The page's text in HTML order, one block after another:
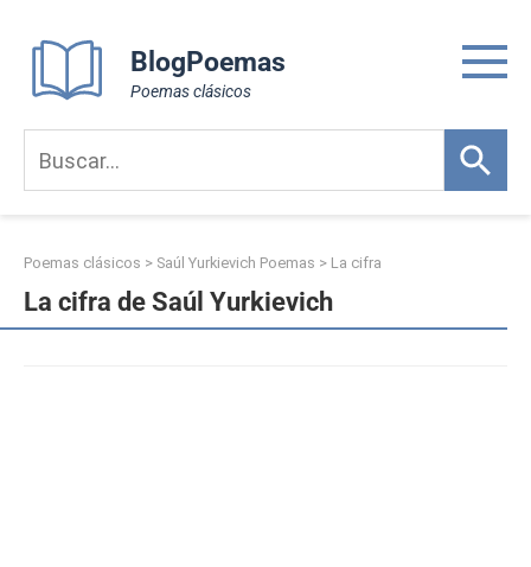
content
BlogPoemas
Poemas clásicos
Poemas clásicos > Saúl Yurkievich Poemas > La cifra
La cifra de Saúl Yurkievich